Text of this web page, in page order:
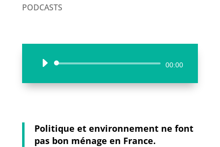
PODCASTS
Lecteur
00:00
Politique et environnement ne font
pas bon ménage en France.